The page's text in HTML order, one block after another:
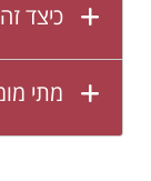
כיצד
מתי